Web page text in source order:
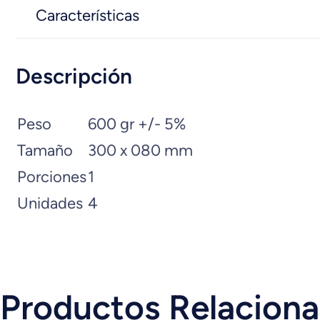
Características
Descripción
Peso
600 gr +/- 5%
Tamaño
300 x 080 mm
Porciones1
Unidades 4
Productos